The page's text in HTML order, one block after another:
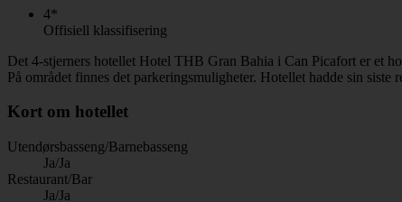
4*
Offisiell klassifisering
Det 4-stjerners hotellet Hotel THB Gran Bahia i Can Picafort er et
På området finnes det parkeringsmuligheter. Hotellet hadde sin
Kort om hotellet
Utendørsbasseng/Barnebasseng
Ja/Ja
Restaurant/Bar
Ja/Ja